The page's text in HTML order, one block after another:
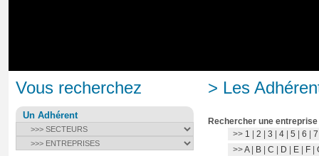
Vous recherchez
Un Adhérent
> Les
Rechercher une entreprise
>> 1 2 3 4 5 6 7
>>A| B C D E F